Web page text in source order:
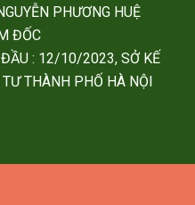
PHƯƠNG HUỆ
ĐỐC
: 12/10/2023, SỞ KẾ
TƯ THÀNH PHỐ HÀ NỘI